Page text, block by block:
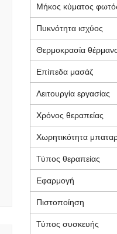
Μήκος κύματος
Πυκνότητα ισχύος
Θερμοκρασία
Επίπεδα μασάζ
Λειτουργία εργασίας
Χρόνος θεραπείας
Χωρητικότητα
Τύπος θεραπείας
Εφαρμογή
Πιστοποίηση
Τύπος συσκευής